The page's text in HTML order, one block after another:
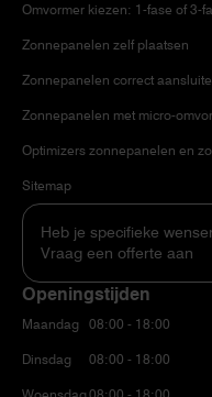
Omvormer kiezen: 1-fase of 3-
Zonnepanelen zelf plaatsen
Zonnepanelen correct
Zonnepanelen met micro-
Optimizers zonnepanelen en
Sitemap
Heb je specifieke
Vraag een offerte aan
Openingstijden
Maandag
Dinsdag
08:00 - 18:00
08:00 - 18:00